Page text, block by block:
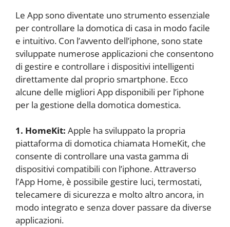
Le App sono diventate uno strumento essenziale
per controllare la domotica di casa in modo facile
e intuitivo. Con l’avvento dell’iphone, sono state
sviluppate numerose applicazioni che consentono
di gestire e controllare i dispositivi intelligenti
direttamente dal proprio smartphone. Ecco
alcune delle migliori App disponibili per l’iphone
per la gestione della domotica domestica.
1. HomeKit: Apple ha sviluppato la propria
piattaforma di domotica chiamata HomeKit, che
consente di controllare una vasta gamma di
dispositivi compatibili con l’iphone. Attraverso
l’App Home, è possibile gestire luci, termostati,
telecamere di sicurezza e molto altro ancora, in
modo integrato e senza dover passare da diverse
applicazioni.